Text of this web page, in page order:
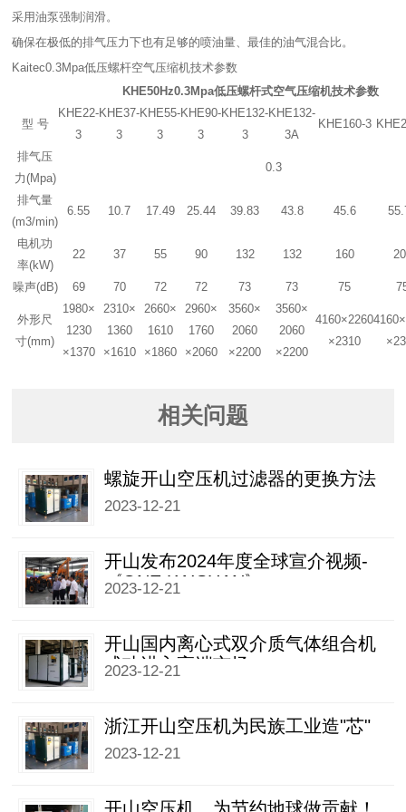
采用油泵强制润滑。
确保在极低的排气压力下也有足够的喷油量、最佳的油气混合比。
Kaitec0.3Mpa低压螺杆空气压缩机技术参数
KHE50Hz0.3Mpa低压螺杆式空气压缩机技术参数
型 号
KHE22-
3
KHE37-
3
KHE55-
3
KHE90-
3
KHE132-
3
KHE132-
3A
KHE160-3
排气压
力(Mpa)
0.3
排气量
(m3/min)
6.55 10.7 17.49 25.44 39.83 43.8 45.6
电机功
率(kW)
22 37 55 90 132 132 160
噪声(dB) 69 70 72 72 73 73 75
外形尺
寸(mm)
1980×
1230
×1370
2310×
1360
×1610
2660×
1610
×1860
2960×
1760
×2060
3560×
2060
×2200
3560×
2060
×2200
4160×2260
×2310
相关问题
螺旋开山空压机过滤器的更换方法
2023-12-21
开山发布2024年度全球宣介视频-
《ONE KAISHAN》
2023-12-21
开山国内离心式双介质气体组合机
成功进入高端市场
2023-12-21
浙江开山空压机为民族工业造"芯"
2023-12-21